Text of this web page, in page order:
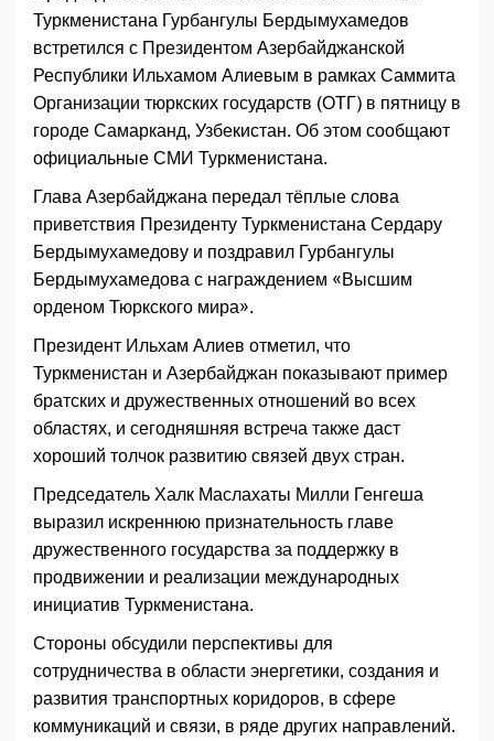
Туркменистана Гурбангулы Бердымухамедов
встретился с Президентом Азербайджанской
Республики Ильхамом Алиевым в рамках Саммита
Организации тюркских государств (ОТГ) в пятницу в
городе Самарканд, Узбекистан. Об этом сообщают
официальные СМИ Туркменистана.
Глава Азербайджана передал тёплые слова
приветствия Президенту Туркменистана Сердару
Бердымухамедову и поздравил Гурбангулы
Бердымухамедова с награждением «Высшим
орденом Тюркского мира».
Президент Ильхам Алиев отметил, что
Туркменистан и Азербайджан показывают пример
братских и дружественных отношений во всех
областях, и сегодняшняя встреча также даст
хороший толчок развитию связей двух стран.
Председатель Халк Маслахаты Милли Генгеша
выразил искреннюю признательность главе
дружественного государства за поддержку в
продвижении и реализации международных
инициатив Туркменистана.
Стороны обсудили перспективы для
сотрудничества в области энергетики, создания и
развития транспортных коридоров, в сфере
коммуникаций и связи, в ряде других направлений.